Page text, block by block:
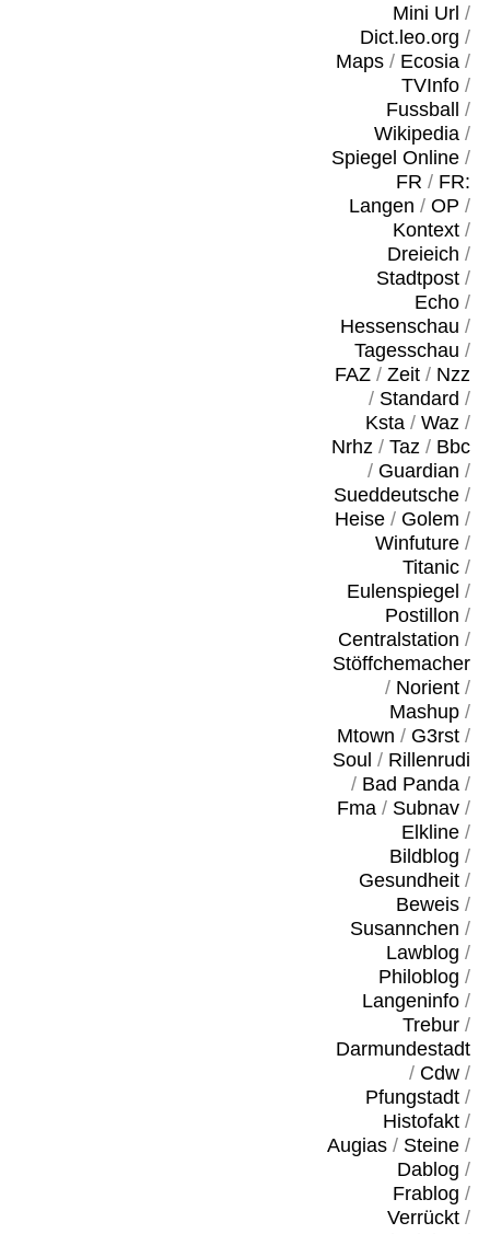
Mini Url /
Dict.leo.org /
Maps/ Ecosia/
TVInfo/
Fussball
/
Wikipedia/
Spiegel Online/
FR / FR:
Langen / OP /
Kontext/
Dreieich /
Stadtpost/
Echo/
Hessenschau /
Tagesschau /
FAZ/ Zeit/ Nzz
/ Standard /
Ksta/ Waz/
Nrhz/ Taz/ Bbc
/ Guardian /
Sueddeutsche/
Heise/ Golem /
Winfuture/
Titanic/
Eulenspiegel /
Postillon /
Centralstation /
Stöffchemacher
/ Norient/
Mashup/
Mtown / G3rst/
Soul / Rillenrudi
/ Bad Panda/
Fma/ Subnav/
Elkline/
Bildblog /
Gesundheit/
Beweis/
Susannchen /
Lawblog /
Philoblog /
Langeninfo/
Trebur/
Darmundestadt
/ Cdw/
Pfungstadt/
Histofakt/
Augias/ Steine/
Dablog /
Frablog /
Verrückt/